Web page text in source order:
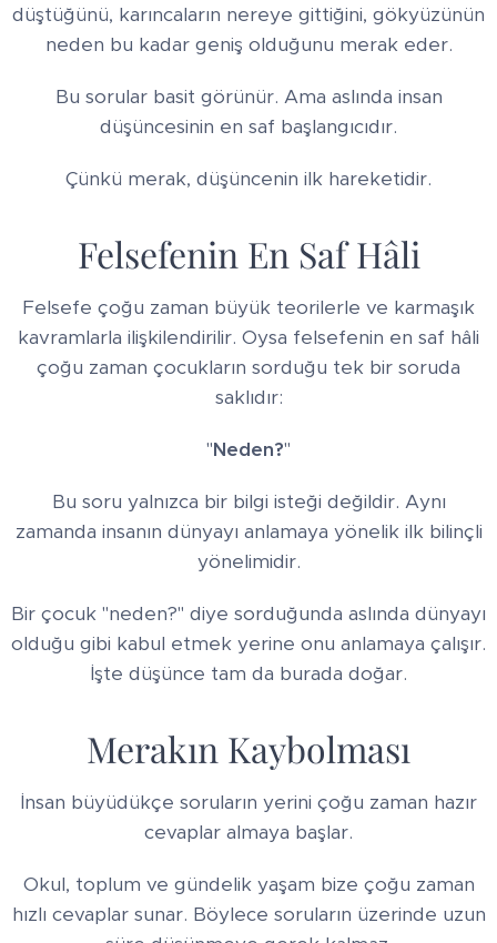
düştüğünü, karıncaların nereye gittiğini, gökyüzünün
neden bu kadar geniş olduğunu merak eder.
Bu sorular basit görünür. Ama aslında insan
düşüncesinin en saf başlangıcıdır.
Çünkü merak, düşüncenin ilk hareketidir.
Felsefenin En Saf Hâli
Felsefe çoğu zaman büyük teorilerle ve karmaşık
kavramlarla ilişkilendirilir. Oysa felsefenin en saf hâli
çoğu zaman çocukların sorduğu tek bir soruda
saklıdır:
"Neden?"
Bu soru yalnızca bir bilgi isteği değildir. Aynı
zamanda insanın dünyayı anlamaya yönelik ilk bilinçli
yönelimidir.
Bir çocuk "neden?" diye sorduğunda aslında dünyayı
olduğu gibi kabul etmek yerine onu anlamaya çalışır.
İşte düşünce tam da burada doğar.
Merakın Kaybolması
İnsan büyüdükçe soruların yerini çoğu zaman hazır
cevaplar almaya başlar.
Okul, toplum ve gündelik yaşam bize çoğu zaman
hızlı cevaplar sunar. Böylece soruların üzerinde uzun